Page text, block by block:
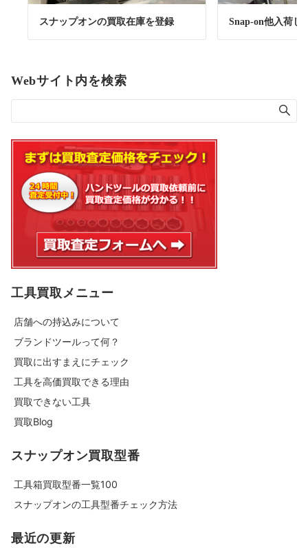
スナップオンの買取在庫を登録 Snap-on他入荷し
Webサイト内を検索
工具買取メニュー
店舗への持込みについて
ブランドツールって何？
買取に出すまえにチェック
工具を高価買取できる理由
買取できない工具
買取Blog
スナップオン買取型番
工具箱買取型番一覧100
スナップオンの工具型番チェック方法
最近の更新